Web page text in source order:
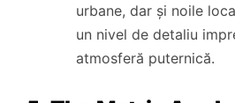
urbane, dar și noile
un nivel de detaliu
atmosferă puternică.